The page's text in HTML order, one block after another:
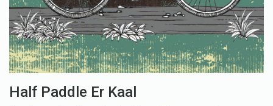
Half Paddle Er Kaal